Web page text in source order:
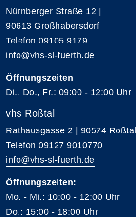
Nürnberger Straße 12 |
90613 Großhabersdorf
Telefon 09105 9179
info@vhs-sl-fuerth.de
Öffnungszeiten
Di., Do., Fr.: 09:00 - 12:00 Uhr
vhs Roßtal
Rathausgasse 2 | 90574 Roßtal
Telefon 09127 9010770
info@vhs-sl-fuerth.de
Öffnungszeiten:
Mo. - Mi.: 10:00 - 12:00 Uhr
Do.: 15:00 - 18:00 Uhr